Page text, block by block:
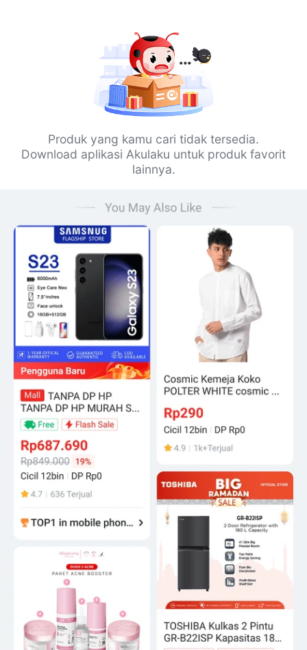
Produk yang kamu cari tidak tersedia.
Download aplikasi Akulaku untuk produk favorit
lainnya.